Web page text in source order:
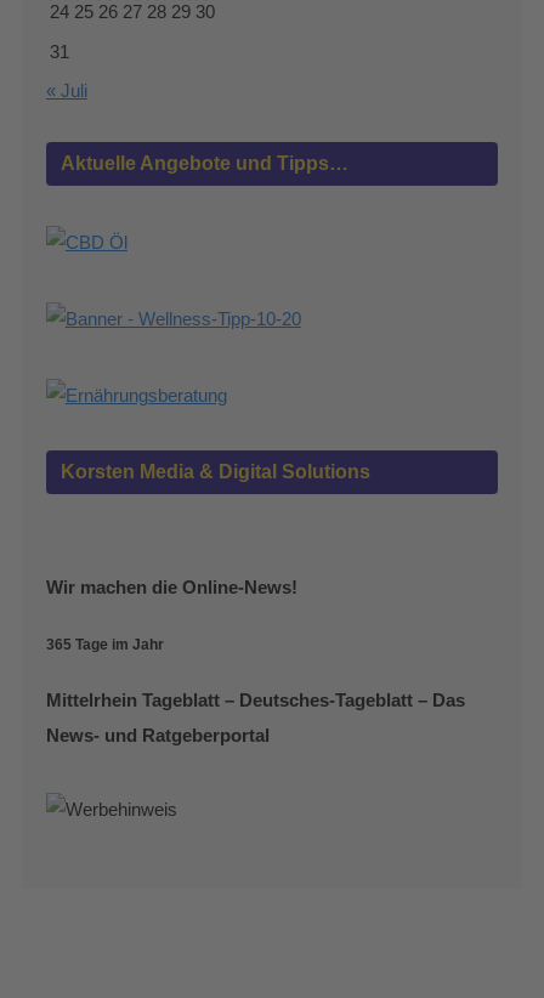
24 25 26 27 28 29 30
31
« Juli
Aktuelle Angebote und Tipps…
Korsten Media & Digital Solutions
Wir machen die Online-News!
365 Tage im Jahr
Mittelrhein Tageblatt – Deutsches-Tageblatt – Das
News- und Ratgeberportal